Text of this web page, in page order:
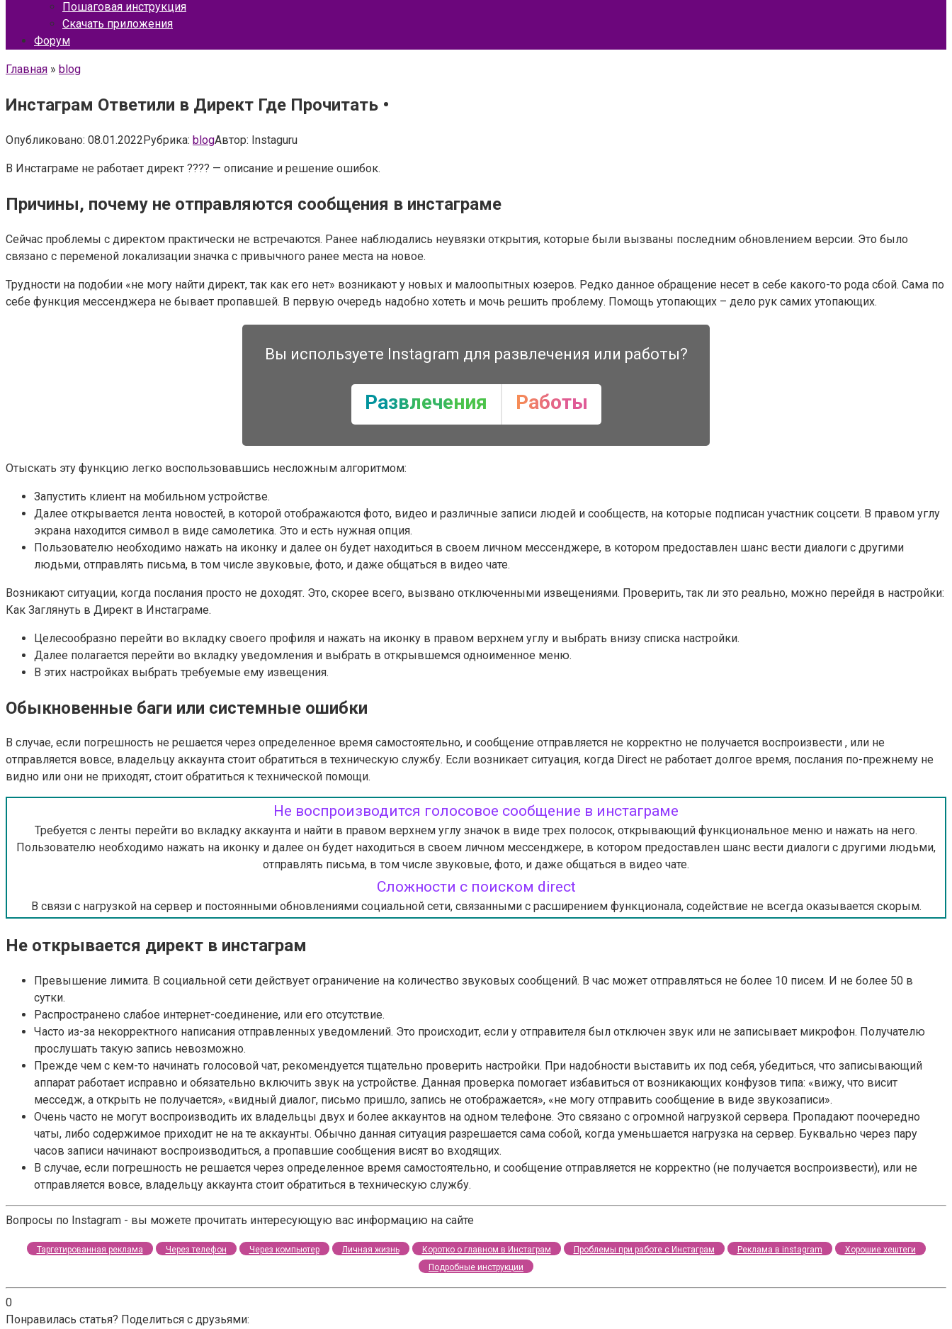
Пошаговая инструкция
Скачать приложения
Форум
Главная » blog
Инстаграм Ответили в Директ Где Прочитать •
Опубликовано: 08.01.2022Рубрика: blogАвтор: Instaguru
В Инстаграме не работает директ ???? — описание и решение ошибок.
Причины, почему не отправляются сообщения в инстаграме
Сейчас проблемы с директом практически не встречаются. Ранее наблюдались неувязки открытия, которые были вызваны последним обновлением версии. Это было
связано с переменой локализации значка с привычного ранее места на новое.
Трудности на подобии «не могу найти директ, так как его нет» возникают у новых и малоопытных юзеров. Редко данное обращение несет в себе какого-то рода сбой. Сама по
себе функция мессенджера не бывает пропавшей. В первую очередь надобно хотеть и мочь решить проблему. Помощь утопающих – дело рук самих утопающих.
Вы используете Instagram для развлечения или работы?
Развлечения Работы
Отыскать эту функцию легко воспользовавшись несложным алгоритмом:
Запустить клиент на мобильном устройстве.
Далее открывается лента новостей, в которой отображаются фото, видео и различные записи людей и сообществ, на которые подписан участник соцсети. В правом углу
экрана находится символ в виде самолетика. Это и есть нужная опция.
Пользователю необходимо нажать на иконку и далее он будет находиться в своем личном мессенджере, в котором предоставлен шанс вести диалоги с другими
людьми, отправлять письма, в том числе звуковые, фото, и даже общаться в видео чате.
Возникают ситуации, когда послания просто не доходят. Это, скорее всего, вызвано отключенными извещениями. Проверить, так ли это реально, можно перейдя в настройки:
Как Заглянуть в Директ в Инстаграме.
Целесообразно перейти во вкладку своего профиля и нажать на иконку в правом верхнем углу и выбрать внизу списка настройки.
Далее полагается перейти во вкладку уведомления и выбрать в открывшемся одноименное меню.
В этих настройках выбрать требуемые ему извещения.
Обыкновенные баги или системные ошибки
В случае, если погрешность не решается через определенное время самостоятельно, и сообщение отправляется не корректно не получается воспроизвести , или не
отправляется вовсе, владельцу аккаунта стоит обратиться в техническую службу. Если возникает ситуация, когда Direct не работает долгое время, послания по-прежнему не
видно или они не приходят, стоит обратиться к технической помощи.
Не воспроизводится голосовое сообщение в инстаграме
Требуется с ленты перейти во вкладку аккаунта и найти в правом верхнем углу значок в виде трех полосок, открывающий функциональное меню и нажать на него.
Пользователю необходимо нажать на иконку и далее он будет находиться в своем личном мессенджере, в котором предоставлен шанс вести диалоги с другими людьми,
отправлять письма, в том числе звуковые, фото, и даже общаться в видео чате.
Сложности с поиском direct
В связи с нагрузкой на сервер и постоянными обновлениями социальной сети, связанными с расширением функционала, содействие не всегда оказывается скорым.
Не открывается директ в инстаграм
Превышение лимита. В социальной сети действует ограничение на количество звуковых сообщений. В час может отправляться не более 10 писем. И не более 50 в
сутки.
Распространено слабое интернет-соединение, или его отсутствие.
Часто из-за некорректного написания отправленных уведомлений. Это происходит, если у отправителя был отключен звук или не записывает микрофон. Получателю
прослушать такую запись невозможно.
Прежде чем с кем-то начинать голосовой чат, рекомендуется тщательно проверить настройки. При надобности выставить их под себя, убедиться, что записывающий
аппарат работает исправно и обязательно включить звук на устройстве. Данная проверка помогает избавиться от возникающих конфузов типа: «вижу, что висит
месседж, а открыть не получается», «видный диалог, письмо пришло, запись не отображается», «не могу отправить сообщение в виде звукозаписи».
Очень часто не могут воспроизводить их владельцы двух и более аккаунтов на одном телефоне. Это связано с огромной нагрузкой сервера. Пропадают поочередно
чаты, либо содержимое приходит не на те аккаунты. Обычно данная ситуация разрешается сама собой, когда уменьшается нагрузка на сервер. Буквально через пару
часов записи начинают воспроизводиться, а пропавшие сообщения висят во входящих.
В случае, если погрешность не решается через определенное время самостоятельно, и сообщение отправляется не корректно (не получается воспроизвести), или не
отправляется вовсе, владельцу аккаунта стоит обратиться в техническую службу.
Вопросы по Instagram - вы можете прочитать интересующую вас информацию на сайте
Таргетированная реклама Через телефон Через компьютер Личная жизнь Коротко о главном в Инстаграм Проблемы при работе с Инстаграм Реклама в instagram
Хорошие хештеги
Подробные инструкции
0
Понравилась статья? Поделиться с друзьями: